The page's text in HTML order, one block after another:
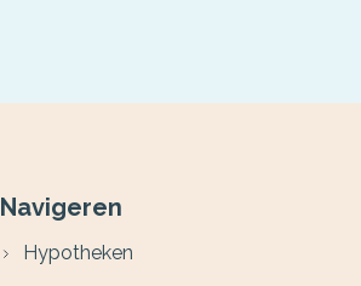
Navigeren
Hypotheken